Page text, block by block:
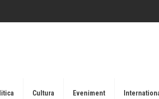
Cultura Eveniment